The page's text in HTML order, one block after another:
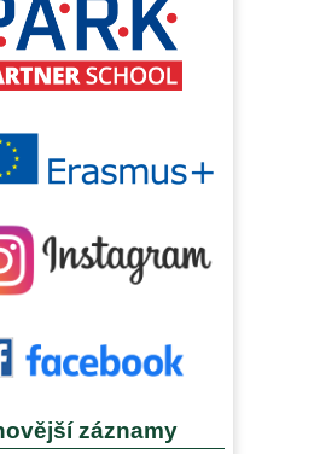
záznamy